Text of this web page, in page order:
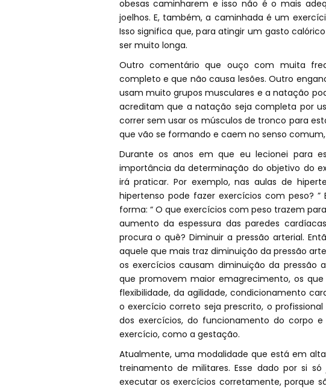
obesas caminharem e isso não é o mais
joelhos. E, também, a caminhada é um
Isso significa que, para atingir um gasto
ser muito longa.
Outro comentário que ouço com muita
completo e que não causa lesões. Outro
usam muito grupos musculares e a natação
acreditam que a natação seja completa por
correr sem usar os músculos de tronco para
que vão se formando e caem no senso
Durante os anos em que eu lecionei para
importância da determinação do objetivo do
irá praticar. Por exemplo, nas aulas de
hipertenso pode fazer exercícios com peso?
forma: “ O que exercícios com peso trazem
aumento da espessura das paredes
procura o quê? Diminuir a pressão arterial.
aquele que mais traz diminuição da pressão
os exercícios causam diminuição da pressão
que promovem maior emagrecimento, os
flexibilidade, da agilidade, condicionamento
o exercício correto seja prescrito, o
dos exercícios, do funcionamento do corpo
exercício, como a gestação.
Atualmente, uma modalidade que está em
treinamento de militares. Esse dado por si
executar os exercícios corretamente, porque